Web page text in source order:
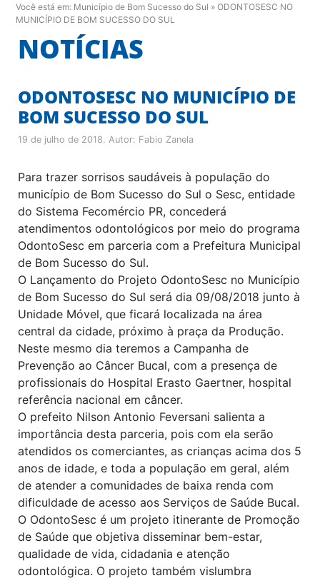
Você está em: Município de Bom Sucesso do Sul » ODONTOSESC NO
MUNICÍPIO DE BOM SUCESSO DO SUL
NOTÍCIAS
ODONTOSESC NO MUNICÍPIO DE
BOM SUCESSO DO SUL
19 de julho de 2018. Autor: Fabio Zanela
Para trazer sorrisos saudáveis à população do
município de Bom Sucesso do Sul o Sesc, entidade
do Sistema Fecomércio PR, concederá
atendimentos odontológicos por meio do programa
OdontoSesc em parceria com a Prefeitura Municipal
de Bom Sucesso do Sul.
O Lançamento do Projeto OdontoSesc no Município
de Bom Sucesso do Sul será dia 09/08/2018 junto à
Unidade Móvel, que ficará localizada na área
central da cidade, próximo à praça da Produção.
Neste mesmo dia teremos a Campanha de
Prevenção ao Câncer Bucal, com a presença de
profissionais do Hospital Erasto Gaertner, hospital
referência nacional em câncer.
O prefeito Nilson Antonio Feversani salienta a
importância desta parceria, pois com ela serão
atendidos os comerciantes, as crianças acima dos 5
anos de idade, e toda a população em geral, além
de atender a comunidades de baixa renda com
dificuldade de acesso aos Serviços de Saúde Bucal.
O OdontoSesc é um projeto itinerante de Promoção
de Saúde que objetiva disseminar bem-estar,
qualidade de vida, cidadania e atenção
odontológica. O projeto também vislumbra